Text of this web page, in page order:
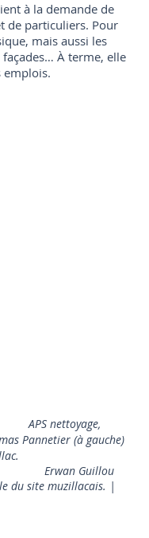
à la demande de
de particuliers. Pour
mais aussi les
À terme, elle
emplois.
APS nettoyage,
Pannetier (à gauche)
Guillou
du site muzillacais. |